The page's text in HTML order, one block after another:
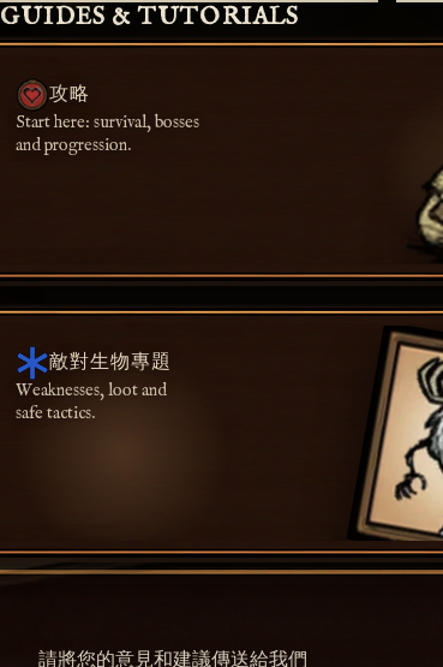
GUIDES & TUTORIALS
攻略
Start here: survival, bosses
and progression.
敵對生物專題
Weaknesses, loot and
safe tactics.
請將您的意見和建議傳送給我們